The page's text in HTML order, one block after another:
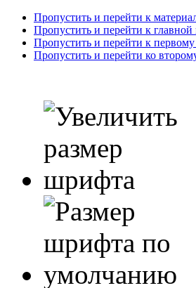
Пропустить и перейти к
Пропустить и перейти к главной
Пропустить и перейти к
Пропустить и перейти ко